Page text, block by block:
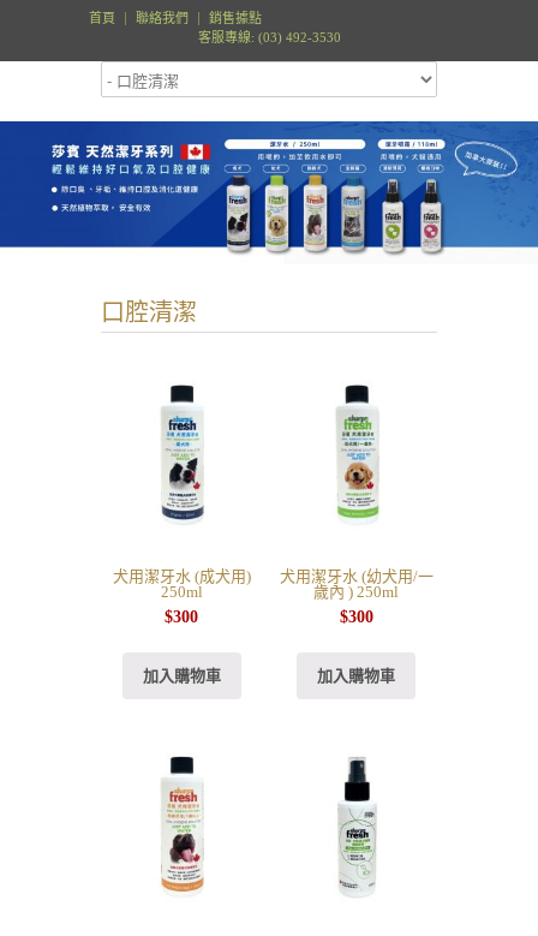
首頁 聯絡我們
銷售據點
客服專線: (03) 492-3530
口腔清潔
犬用潔牙水 (成犬用)
250ml
$300
加入購物車
犬用潔牙水 (幼犬用/一
歲內 ) 250ml
$300
加入購物車